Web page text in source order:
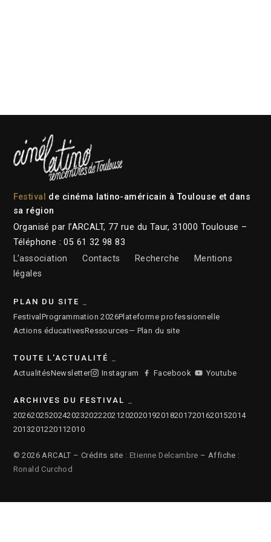
Festival
de cinéma latino-américain à Toulouse et dans
sa région
Organisé par l’ARCALT, 77 rue du Taur, 31000 Toulouse –
Téléphone : 05 61 32 98 83
L’association
Contacts Recherche
Mentions
légales
PLAN DU SITE
FestivalProgrammation 2026Plateforme professionnelle
Actions éducativesRessources— Plan du site
TOUTE L'ACTUALITÉ
ActualitésNewsletter Instagram Facebook Youtube
ARCHIVES DU FESTIVAL
2026202520242023202220212020201920182017201620152014
2013201220112010
© 2026 ARCALT – Crédits site : Etienne Delcambre – Affiche :
Ronald Curchod